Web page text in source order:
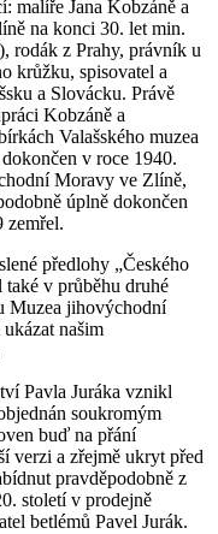
malíře Jana Kobzáně a
na konci 30. let min.
rodák z Prahy, právník u
krůžku, spisovatel a
a Slovácku. Právě
Kobzáně a
Valašského muzea
v roce 1940.
Moravy ve Zlíně,
úplně dokončen
zemřel.
předlohy „Českého
v průběhu druhé
Muzea jihovýchodní
našim
Pavla Juráka vznikl
soukromým
buď na přání
verzi a zřejmě ukryt před
pravděpodobně z
století v prodejně
betlémů Pavel Jurák.